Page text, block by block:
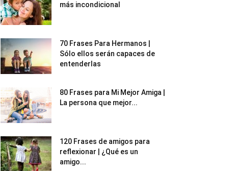
más incondicional
70 Frases Para Hermanos |
Sólo ellos serán capaces de
entenderlas
80 Frases para Mi Mejor Amiga |
La persona que mejor...
120 Frases de amigos para
reflexionar | ¿Qué es un
amigo...